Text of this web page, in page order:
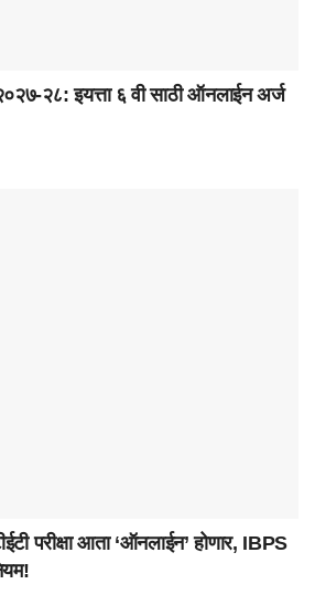
२८: इयत्ता ६ वी साठी ऑनलाईन अर्ज
परीक्षा आता ‘ऑनलाईन’ होणार, IBPS